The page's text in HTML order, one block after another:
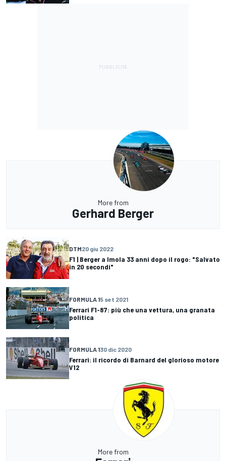
More from
Gerhard Berger
DTM20 giu 2022
F1 | Berger a Imola 33 anni dopo il rogo: "Salvato
in 20 secondi"
FORMULA 15 set 2021
Ferrari F1-87: più che una vettura, una granata
politica
FORMULA 130 dic 2020
Ferrari: il ricordo di Barnard del glorioso motore
V12
More from